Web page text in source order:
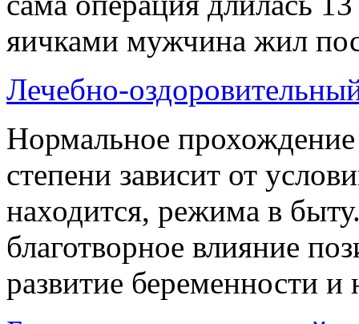
яичками мужчина жил
Лечебно-
Нормальное
степени зависит от
находится, режима в
благотворное влияние
развитие беременности и